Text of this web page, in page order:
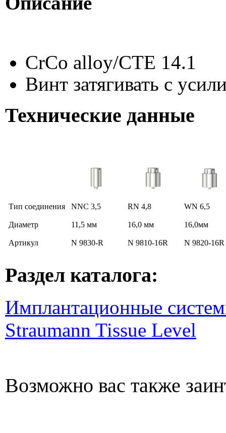
CrCo alloy/CTE 14.1
Винт затягивать с
Технические данные
Тип соединения NNC 3,5 RN 4,8 WN 6,5
Диаметр 11,5 мм 16,0 мм 16,0мм
Артикул N 9830-R N 9810-16R N 9820-16R
Раздел каталога:
Имплантационные
Straumann Tissue Level
Возможно вас также